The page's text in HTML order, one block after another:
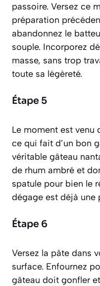
passoire. Versez ce
préparation
abandonnez le
souple. Incorporez
masse, sans trop
toute sa légèreté.
Étape 5
Le moment est venu
ce qui fait d’un bon
véritable gâteau
de rhum ambré et
spatule pour bien le
dégage est déjà une
Étape 6
Versez la pâte dans
surface. Enfournez
gâteau doit gonfler